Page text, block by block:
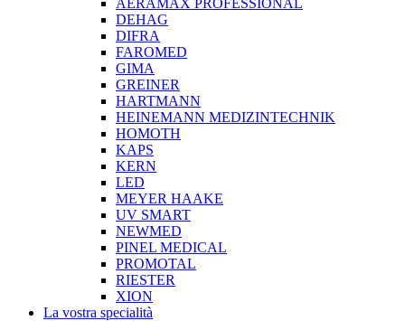
AERAMAX PROFESSIONAL
DEHAG
DIFRA
FAROMED
GIMA
GREINER
HARTMANN
HEINEMANN MEDIZINTECHNIK
HOMOTH
KAPS
KERN
LED
MEYER HAAKE
UV SMART
NEWMED
PINEL MEDICAL
PROMOTAL
RIESTER
XION
La vostra specialità